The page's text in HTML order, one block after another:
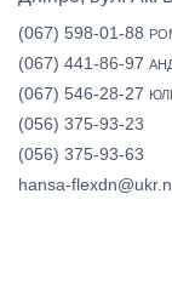
(067) 598-01-88
(067) 441-86-97
(067) 546-28-27
(056) 375-93-23
(056) 375-93-63
hansa-